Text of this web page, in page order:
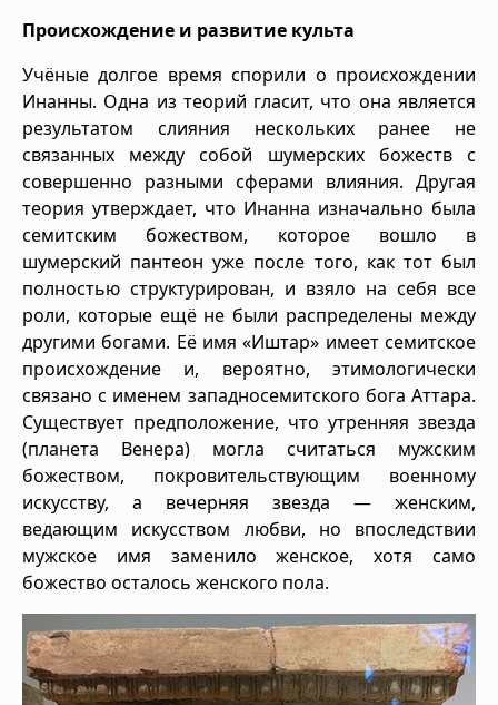
Происхождение и развитие культа
Учёные долгое время спорили о происхождении
Инанны. Одна из теорий гласит, что она является
результатом слияния нескольких ранее не
связанных между собой шумерских божеств с
совершенно разными сферами влияния. Другая
теория утверждает, что Инанна изначально была
семитским божеством, которое вошло в
шумерский пантеон уже после того, как тот был
полностью структурирован, и взяло на себя все
роли, которые ещё не были распределены между
другими богами. Её имя «Иштар» имеет семитское
происхождение и, вероятно, этимологически
связано с именем западносемитского бога Аттара.
Существует предположение, что утренняя звезда
(планета Венера) могла считаться мужским
божеством, покровительствующим военному
искусству, а вечерняя звезда — женским,
ведающим искусством любви, но впоследствии
мужское имя заменило женское, хотя само
божество осталось женского пола.